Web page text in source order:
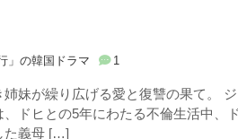
」の韓国ドラマ 1
妹が繰り広げる愛と復讐の果て。
ドヒとの5年にわたる不倫生活中、
た義母 […]